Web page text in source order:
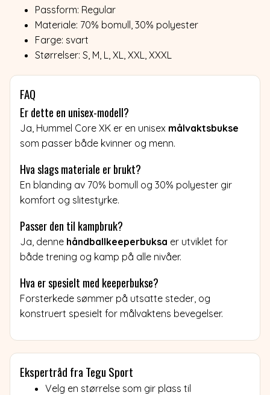
Passform: Regular
Materiale: 70% bomull, 30% polyester
Farge: svart
Størrelser: S, M, L, XL, XXL, XXXL
FAQ
Er dette en unisex-modell?
Ja, Hummel Core XK er en unisex målvaktsbukse
som passer både kvinner og menn.
Hva slags materiale er brukt?
En blanding av 70% bomull og 30% polyester gir
komfort og slitestyrke.
Passer den til kampbruk?
Ja, denne håndballkeeperbuksa er utviklet for
både trening og kamp på alle nivåer.
Hva er spesielt med keeperbukse?
Forsterkede sømmer på utsatte steder, og
konstruert spesielt for målvaktens bevegelser.
Ekspertråd fra Tegu Sport
Velg en størrelse som gir plass til